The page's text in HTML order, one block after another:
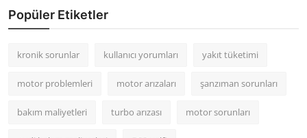
Popüler Etiketler
kronik sorunlar kullanıcı yorumları yakıt tüketimi
motor problemleri motor arızaları şanzıman sorunları
bakım maliyetleri turbo arızası motor sorunları